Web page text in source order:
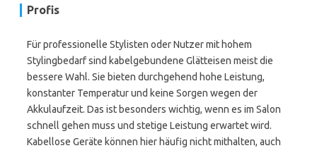
Profis
Für professionelle Stylisten oder Nutzer mit hohem
Stylingbedarf sind kabelgebundene Glätteisen meist die
bessere Wahl. Sie bieten durchgehend hohe Leistung,
konstanter Temperatur und keine Sorgen wegen der
Akkulaufzeit. Das ist besonders wichtig, wenn es im Salon
schnell gehen muss und stetige Leistung erwartet wird.
Kabellose Geräte können hier häufig nicht mithalten, auch